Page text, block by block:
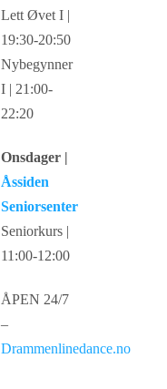
Lett Øvet I |
19:30-20:50
Nybegynner
I | 21:00-
22:20
Onsdager |
Åssiden
Seniorsenter
Seniorkurs |
11:00-12:00
ÅPEN 24/7
–
Drammenlinedance.no